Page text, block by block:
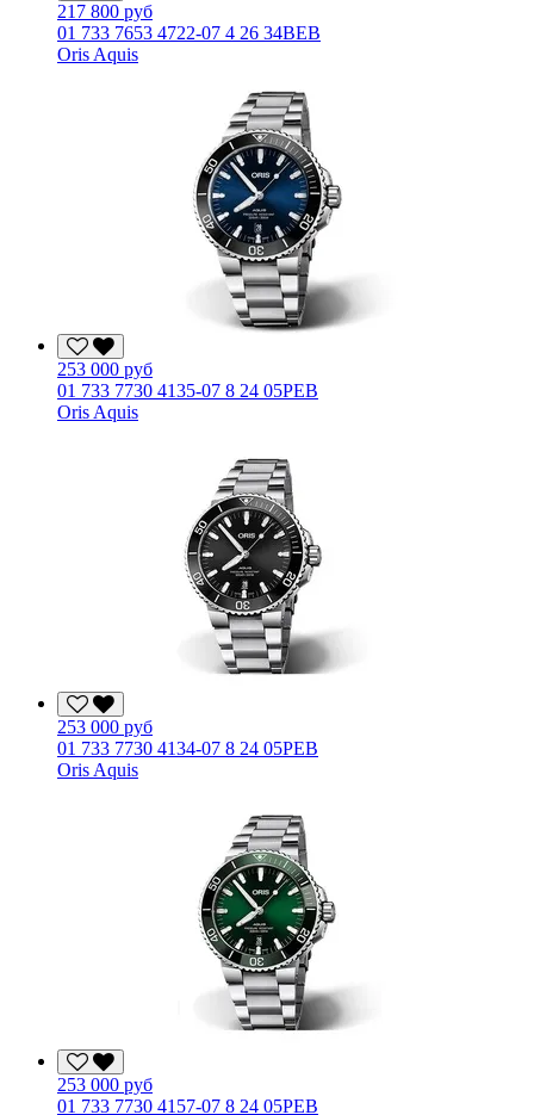
217 800 руб
01 733 7653 4722-07 4 26 34BEB
Oris Aquis
253 000 руб
01 733 7730 4135-07 8 24 05PEB
Oris Aquis
253 000 руб
01 733 7730 4134-07 8 24 05PEB
Oris Aquis
253 000 руб
01 733 7730 4157-07 8 24 05PEB